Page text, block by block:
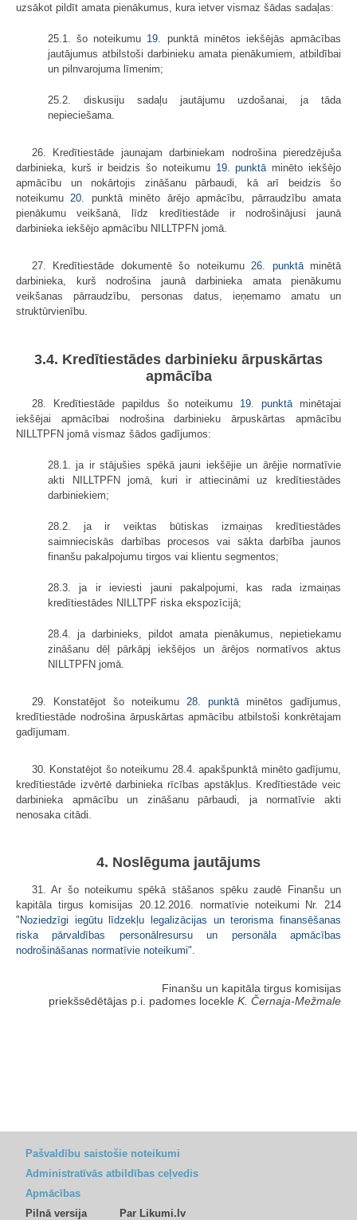
uzsākot pildīt amata pienākumus, kura ietver vismaz šādas sadaļas:
25.1. šo noteikumu 19.
punktā minētos iekšējās apmācības
jautājumus atbilstoši darbinieku amata pienākumiem, atbildībai
un pilnvarojuma līmenim;
25.2. diskusiju sadaļu jautājumu uzdošanai, ja tāda
nepieciešama.
26. Kredītiestāde jaunajam darbiniekam nodrošina pieredzējuša
darbinieka, kurš ir beidzis šo noteikumu 19. punktā minēto iekšējo
apmācību un nokārtojis zināšanu pārbaudi, kā arī beidzis šo
noteikumu 20.
punktā minēto ārējo apmācību, pārraudzību amata
pienākumu veikšanā, līdz kredītiestāde ir nodrošinājusi jaunā
darbinieka iekšējo apmācību NILLTPFN jomā.
27. Kredītiestāde dokumentē šo noteikumu 26. punktāminētā
darbinieka, kurš nodrošina jaunā darbinieka amata pienākumu
veikšanas pārraudzību, personas datus, ieņemamo amatu un
struktūrvienību.
3.4. Kredītiestādes darbinieku ārpuskārtas
apmācība
28. Kredītiestāde papildus šo noteikumu 19. punktā minētajai
iekšējai apmācībai nodrošina darbinieku ārpuskārtas apmācību
NILLTPFN jomā vismaz šādos gadījumos:
28.1. ja ir stājušies spēkā jauni iekšējie un ārējie normatīvie
akti NILLTPFN jomā, kuri ir attiecināmi uz kredītiestādes
darbiniekiem;
28.2. ja ir veiktas būtiskas izmaiņas kredītiestādes
saimnieciskās darbības procesos vai sākta darbība jaunos
finanšu pakalpojumu tirgos vai klientu segmentos;
28.3. ja ir ieviesti jauni pakalpojumi, kas rada izmaiņas
kredītiestādes NILLTPF riska ekspozīcijā;
28.4. ja darbinieks, pildot amata pienākumus, nepietiekamu
zināšanu dēļ pārkāpj iekšējos un ārējos normatīvos aktus
NILLTPFN jomā.
29. Konstatējot šo noteikumu 28. punktā minētos gadījumus,
kredītiestāde nodrošina ārpuskārtas apmācību atbilstoši konkrētajam
gadījumam.
30. Konstatējot šo noteikumu 28.4. apakšpunktā minēto gadījumu,
kredītiestāde izvērtē darbinieka rīcības apstākļus. Kredītiestāde veic
darbinieka apmācību un zināšanu pārbaudi, ja normatīvie akti
nenosaka citādi.
4. Noslēguma jautājums
31. Ar šo noteikumu spēkā stāšanos spēku zaudē Finanšu un
kapitāla tirgus komisijas 20.12.2016. normatīvie noteikumi Nr. 214
" Noziedzīgi iegūtu līdzekļu legalizācijas un terorisma finansēšanas
riska pārvaldības personālresursu un personāla apmācības
nodrošināšanas normatīvie noteikumi".
Finanšu un kapitāla tirgus komisijas
priekšsēdētājas p.i. padomes locekle K. Černaja-Mežmale
Pašvaldību saistošie noteikumi
Administratīvās atbildības ceļvedis
Apmācības
Pilnā versija
Par Likumi.lv